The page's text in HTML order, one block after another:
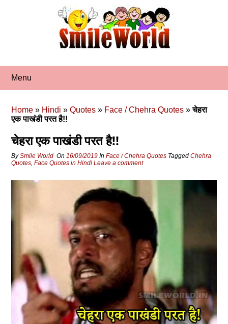
Menu
Home » Hindi »Quotes » Face / Chehra Quotes »चेहरा
एक पाखंडी परत है!!
चेहरा एक पाखंडी परत है!!
BySmile World On16/09/2019 InFace / Chehra Quotes TaggedChehra
Quotes,Face Quotes in Hindi Leave a comment